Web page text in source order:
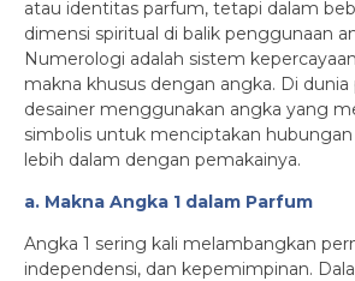
atau identitas parfum, tetapi dalam
dimensi spiritual di balik penggunaan
Numerologi adalah sistem
makna khusus dengan angka. Di dunia
desainer menggunakan angka yang
simbolis untuk menciptakan
lebih dalam dengan pemakainya.
a. Makna Angka 1 dalam Parfum
Angka 1 sering kali melambangkan
independensi, dan kepemimpinan.